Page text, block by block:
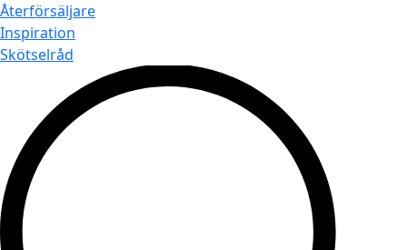
Återförsäljare
Inspiration
Skötselråd